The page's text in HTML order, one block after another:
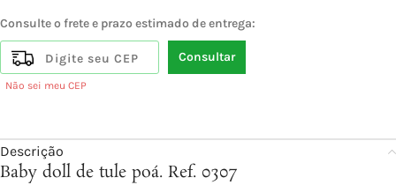
Consulte o frete e prazo estimado de entrega:
Consultar
Não sei meu CEP
Descrição
Baby doll de tule poá. Ref. 0307